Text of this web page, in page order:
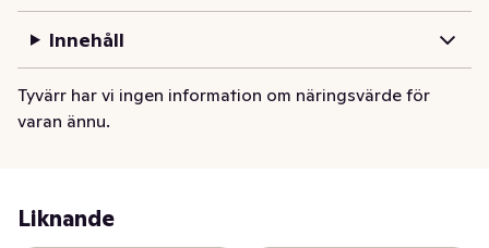
man har kolsyrat hälsokällans naturligt smakrika vatten!
Innehåll
Tyvärr har vi ingen information om näringsvärde för
varan ännu.
Liknande